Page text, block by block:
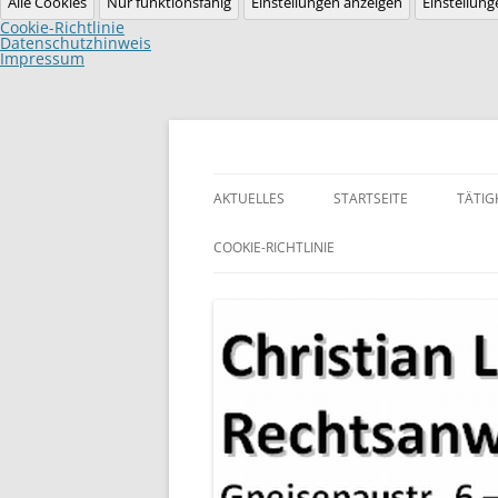
Cookie-Richtlinie
Datenschutzhinweis
Impressum
Zum
AKTUELLES STARTSEITE
COOKIE-RICHTLINIE